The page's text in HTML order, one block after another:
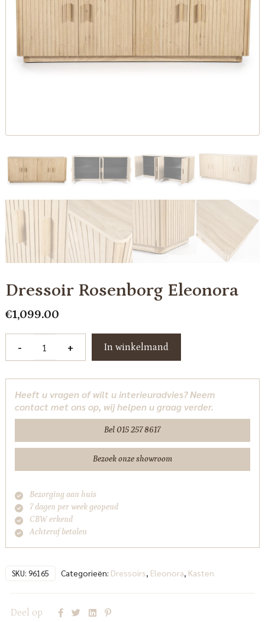
Dressoir Rosenborg Eleonora
€1,099.00
-
Rosenborg
aantal
+ In winkelmand
Heeft u vragen of wilt u interieuradvies? Neem
contact met ons op, wij helpen u graag verder.
Bel 015 257 8617
Bezoek onze showroom
Bezorging aan huis
7 dagen per week geopend
CBW erkend
Achteraf betalen
SKU: 96165 Categorieën: Dressoirs, Eleonora, Kasten
Deel op